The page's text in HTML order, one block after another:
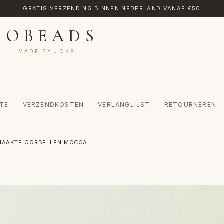
GRATIS VERZENDING BINNEN NEDERLAND VANAF €50
MADE BY JOKE
VERZENDKOSTEN VERLANGLIJST RETOURNEREN
MIJN ACCOUNT RETOURNEREN TRANSLATE VERLANGLIJST
OORBELLEN MOCCA